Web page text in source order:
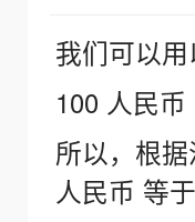
我们可以用
100 人民
所以，根
人民币 等